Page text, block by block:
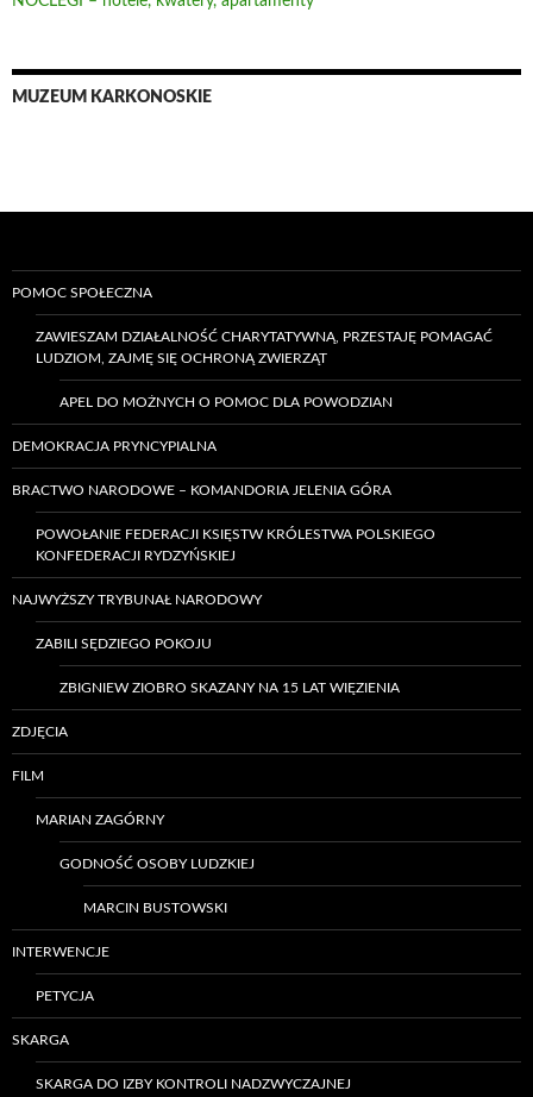
MUZEUM KARKONOSKIE
POMOC SPOŁECZNA
ZAWIESZAM DZIAŁALNOŚĆ CHARYTATYWNĄ, PRZESTAJĘ POMAGAĆ
LUDZIOM, ZAJMĘ SIĘ OCHRONĄ ZWIERZĄT
APEL DO MOŻNYCH O POMOC DLA POWODZIAN
DEMOKRACJA PRYNCYPIALNA
BRACTWO NARODOWE – KOMANDORIA JELENIA GÓRA
POWOŁANIE FEDERACJI KSIĘSTW KRÓLESTWA POLSKIEGO
KONFEDERACJI RYDZYŃSKIEJ
NAJWYŻSZY TRYBUNAŁ NARODOWY
ZABILI SĘDZIEGO POKOJU
ZBIGNIEW ZIOBRO SKAZANY NA 15 LAT WIĘZIENIA
ZDJĘCIA
FILM
MARIAN ZAGÓRNY
GODNOŚĆ OSOBY LUDZKIEJ
MARCIN BUSTOWSKI
INTERWENCJE
PETYCJA
SKARGA
SKARGA DO IZBY KONTROLI NADZWYCZAJNEJ